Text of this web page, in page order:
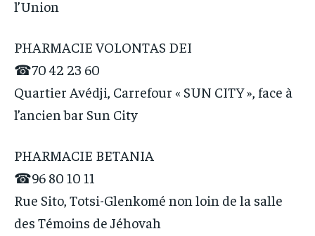
l’Union
PHARMACIE VOLONTAS DEI
☎70 42 23 60
Quartier Avédji, Carrefour « SUN CITY », face à
l’ancien bar Sun City
PHARMACIE BETANIA
☎96 80 10 11
Rue Sito, Totsi-Glenkomé non loin de la salle
des Témoins de Jéhovah